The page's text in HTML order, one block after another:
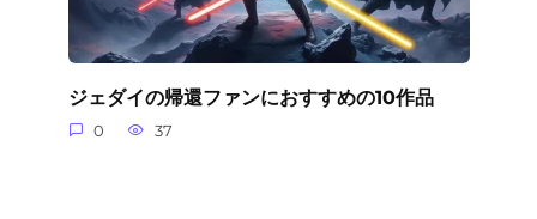
ジェダイの帰還ファンにおすすめの10作品
0 37